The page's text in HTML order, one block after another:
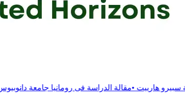
الدراسة فى رومانيا جامعة دانوبيوس الدولية • مقالة